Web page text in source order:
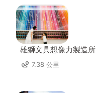
雄獅文具想像力製造所
7.38 公里